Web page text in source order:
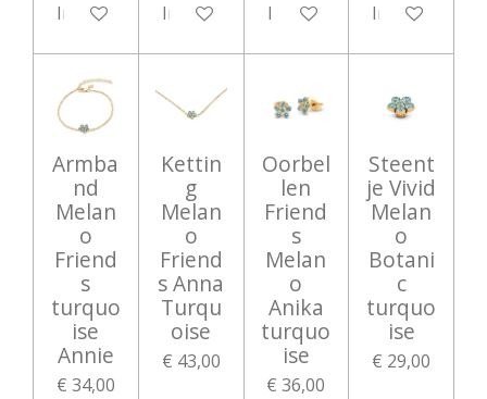
In winkelwagenIn winkelwagenIn winkelwagenIn
Armba
nd
Melan
o
Friend
s
turquo
ise
Annie
€ 34,00
Kettin
g
Melan
o
Friend
s Anna
Turqu
oise
€ 43,00
Oorbel
len
Friend
s
Melan
o
Anika
turquo
ise
€ 36,00
Steent
je Vivid
Melan
o
Botani
c
turquo
ise
€ 29,00